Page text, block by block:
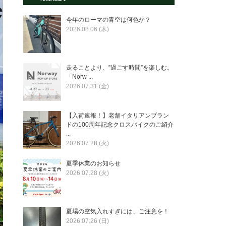
今年のローマの青空は何色か？
2026.08.06 (木)
走ることより、”過ごす時間”を楽しむ。
「Norw ...
2026.07.31 (金)
【入荷速報！】老舗イタリアンブラン
ドの100周年記念クロスバイクのご紹介
...
2026.07.28 (火)
夏季休業のお知らせ
2026.07.28 (火)
夏場の空気入れすぎには、ご注意を！
2026.07.26 (日)